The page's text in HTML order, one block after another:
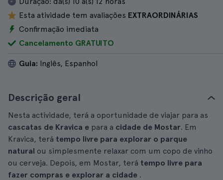
Esta atividade tem avaliações EXTRAORDINÁRIAS
Confirmação imediata
Cancelamento GRATUITO
Guia: Inglês, Espanhol
Descrição geral
Nesta actividade, terá a oportunidade de viajar para as
cascatas de Kravica e para a cidade de Mostar. Em
Kravica, terá tempo livre para explorar o parque
natural ou simplesmente relaxar com um copo de vinho
ou cerveja. Depois, em Mostar, terá tempo livre para
fazer compras e explorar a cidade .